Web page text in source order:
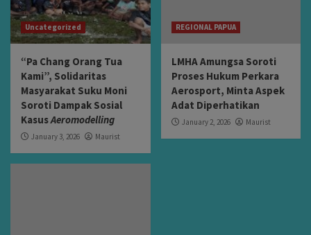
Uncategorized
“Pa Chang Orang Tua
Kami”, Solidaritas
Masyarakat Suku Moni
Soroti Dampak Sosial
KasusAeromodelling
January 3, 2026 Maurist
REGIONAL PAPUA
LMHA Amungsa Soroti
Proses Hukum Perkara
Aerosport, Minta Aspek
Adat Diperhatikan
January 2, 2026 Maurist